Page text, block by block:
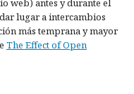
web) antes y durante el
lugar a intercambios
más temprana y mayor
The Effect of Open